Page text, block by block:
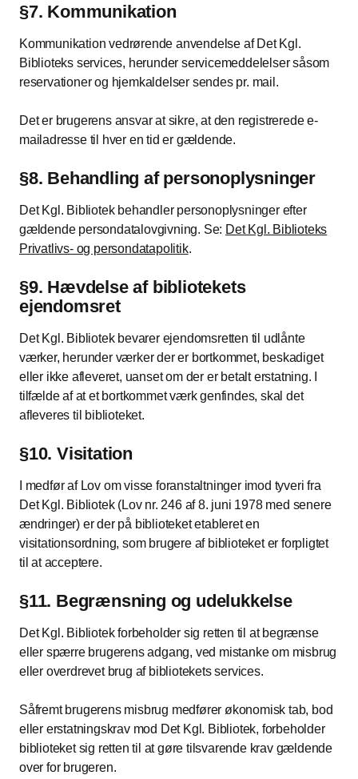
§7. Kommunikation
Kommunikation vedrørende anvendelse af Det Kgl.
Biblioteks services, herunder servicemeddelelser såsom
reservationer og hjemkaldelser sendes pr. mail.
Det er brugerens ansvar at sikre, at den registrerede e-
mailadresse til hver en tid er gældende.
§8. Behandling af personoplysninger
Det Kgl. Bibliotek behandler personoplysninger efter
gældende persondatalovgivning. Se: Det Kgl. Biblioteks
Privatlivs- og persondatapolitik.
§9. Hævdelse af bibliotekets
ejendomsret
Det Kgl. Bibliotek bevarer ejendomsretten til udlånte
værker, herunder værker der er bortkommet, beskadiget
eller ikke afleveret, uanset om der er betalt erstatning. I
tilfælde af at et bortkommet værk genfindes, skal det
afleveres til biblioteket.
§10. Visitation
I medfør af Lov om visse foranstaltninger imod tyveri fra
Det Kgl. Bibliotek (Lov nr. 246 af 8. juni 1978 med senere
ændringer) er der på biblioteket etableret en
visitationsordning, som brugere af biblioteket er forpligtet
til at acceptere.
§11. Begrænsning og udelukkelse
Det Kgl. Bibliotek forbeholder sig retten til at begrænse
eller spærre brugerens adgang, ved mistanke om misbrug
eller overdrevet brug af bibliotekets services.
Såfremt brugerens misbrug medfører økonomisk tab, bod
eller erstatningskrav mod Det Kgl. Bibliotek, forbeholder
biblioteket sig retten til at gøre tilsvarende krav gældende
over for brugeren.